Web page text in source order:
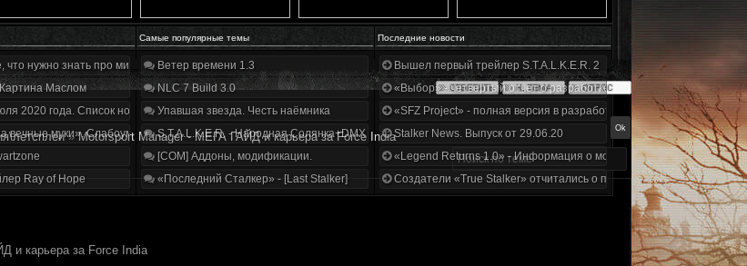
Самые популярные темы Последние новости
что нужно знать про мир, геймплей и сюжет | Разбор трейлера
Маслом
2020 года. Список нововведений
вечные муки». Слабоумие и отвага
Ray of Hope
Ветер времени 1.3
NLC 7 Build 3.0
Упавшая звезда. Честь наёмника
S.T.A.L.K.E.R. - Народная Солянка+DMX 1.3.5.ООП.МА.К.
[COM] Аддоны, модификации.
«Последний Сталкер» - [Last Stalker]
Вышел первый трейлер S.T.A.L.K.E.R. 2
«Выбор» - четвертый отчет о разработке!
«SFZ Project» - полная версия в разработке!
Stalker News. Выпуск от 29.06.20
«Legend Returns 1.0» - Информация о моде за июнь 2020
Создатели «True Stalker» отчитались о проделанной работе
» Motorsport Manager - МЕГА ГАЙД и карьера за Force India
и карьера за Force India